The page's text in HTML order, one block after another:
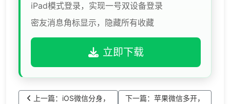
iPad模式登录，实现一号双设备登录
密友消息角标显示，隐藏所有收藏
立即下载
上一篇：iOS微信分身，
下一篇：苹果微信多开，